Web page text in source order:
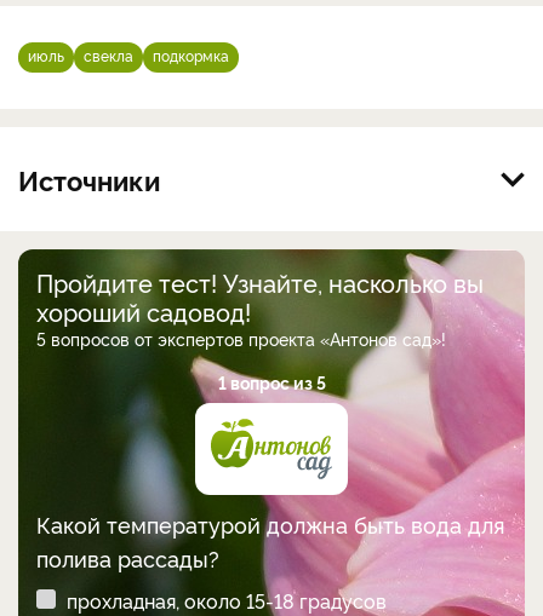
июль свекла подкормка
Источники
Пройдите тест! Узнайте, насколько вы
хороший садовод!
5 вопросов от экспертов проекта «Антонов сад»!
1 вопрос из 5
Какой температурой должна быть вода для
полива рассады?
прохладная, около 15-18 градусов